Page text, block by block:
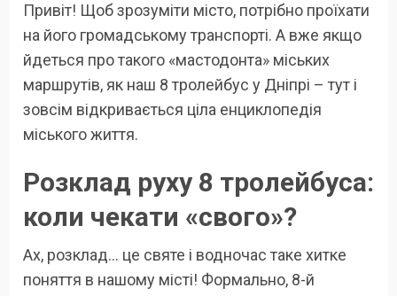
Привіт! Щоб зрозуміти місто, потрібно проїхати
на його громадському транспорті. А вже якщо
йдеться про такого «мастодонта» міських
маршрутів, як наш 8 тролейбус у Дніпрі – тут і
зовсім відкривається ціла енциклопедія
міського життя.
Розклад руху 8 тролейбуса:
коли чекати «свого»?
Ах, розклад… це святе і водночас таке хитке
поняття в нашому місті! Формально, 8-й